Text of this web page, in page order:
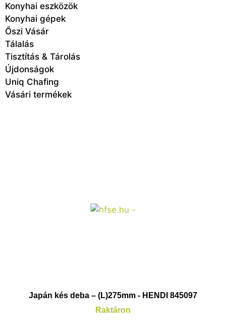
Konyhai eszközök
Konyhai gépek
Őszi Vásár
Tálalás
Tisztítás & Tárolás
Újdonságok
Uniq Chafing
Vásári termékek
Japán kés deba – (L)275mm - HENDI 845097
Raktáron